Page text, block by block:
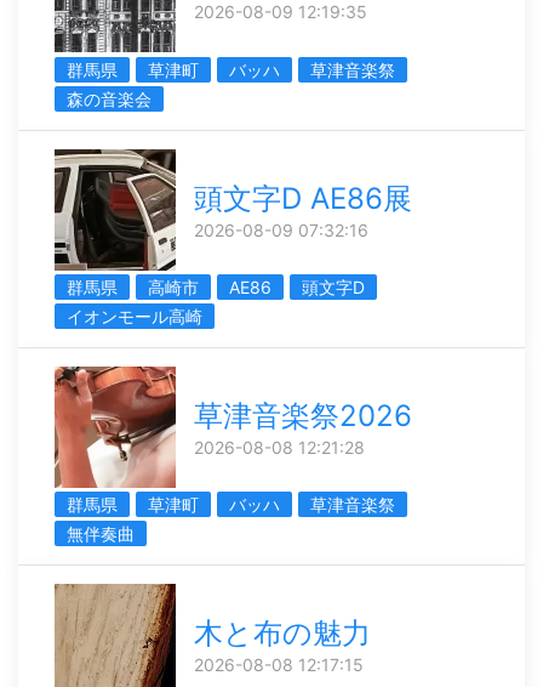
2026-08-09 12:19:35
群馬県 草津町 バッハ
草津音楽祭
森の音楽会
頭文字D AE86展
2026-08-09 07:32:16
群馬県 高崎市 AE86
頭文字D
イオンモール高崎
草津音楽祭2026
2026-08-08 12:21:28
群馬県 草津町 バッハ
草津音楽祭
無伴奏曲
木と布の魅力
2026-08-08 12:17:15